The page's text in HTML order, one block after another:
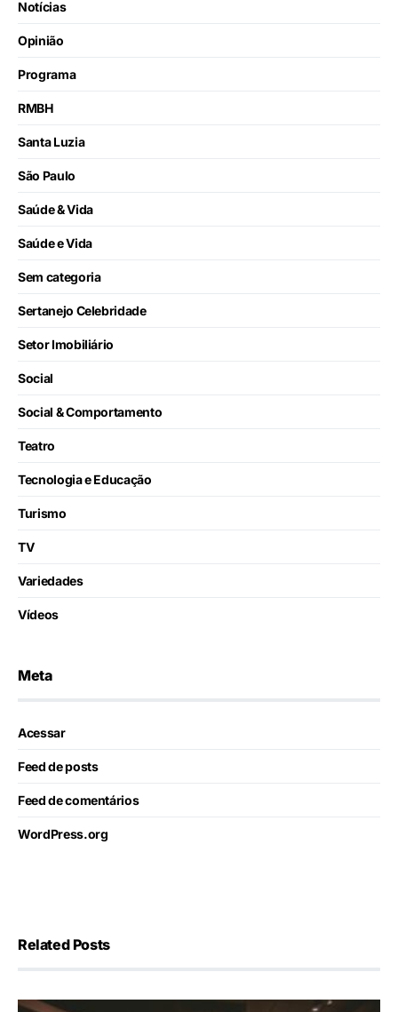
Notícias
Opinião
Programa
RMBH
Santa Luzia
São Paulo
Saúde & Vida
Saúde e Vida
Sem categoria
Sertanejo Celebridade
Setor Imobiliário
Social
Social & Comportamento
Teatro
Tecnologia e Educação
Turismo
TV
Variedades
Vídeos
Meta
Acessar
Feed de posts
Feed de comentários
WordPress.org
Related Posts